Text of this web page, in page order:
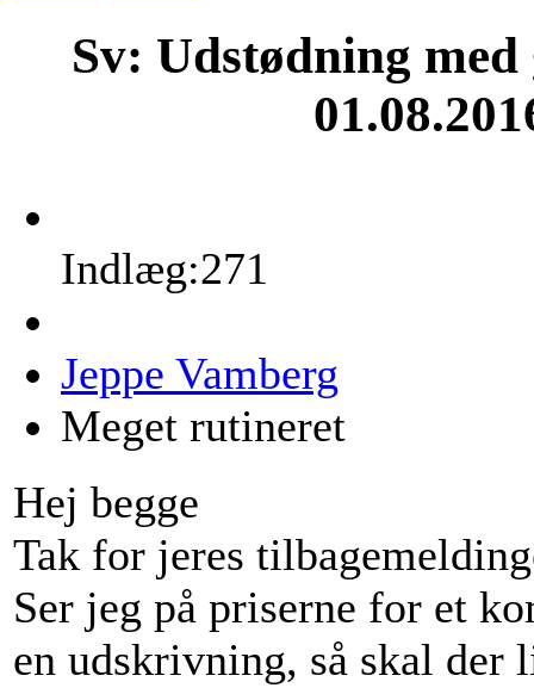
Sv: Udstødning
Indlæg:271
Jeppe Vamberg
Meget rutineret
Hej begge
Tak for jeres
Ser jeg på priserne for et
en udskrivning, så skal